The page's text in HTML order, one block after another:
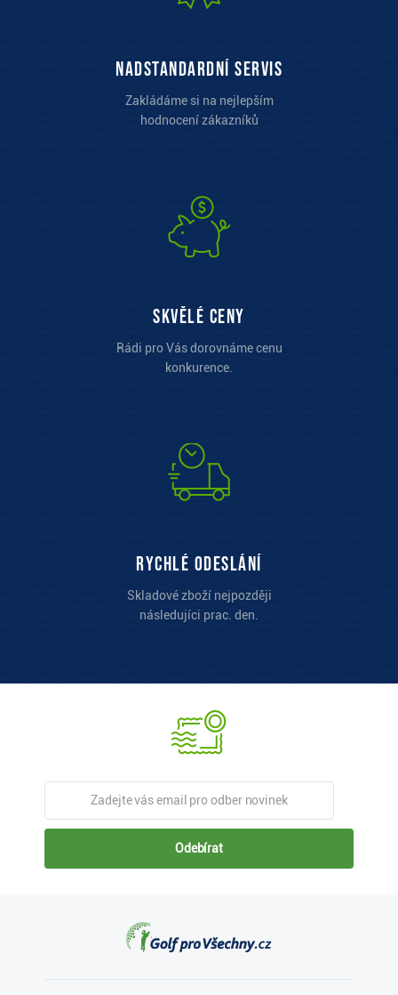
Nadstandardní servis
Zakládáme si na nejlepším
hodnocení zákazníků
Skvělé ceny
Rádi pro Vás dorovnáme cenu
konkurence.
Rychlé odeslání
Skladové zboží nejpozději
následujíci prac. den.
Odebírat